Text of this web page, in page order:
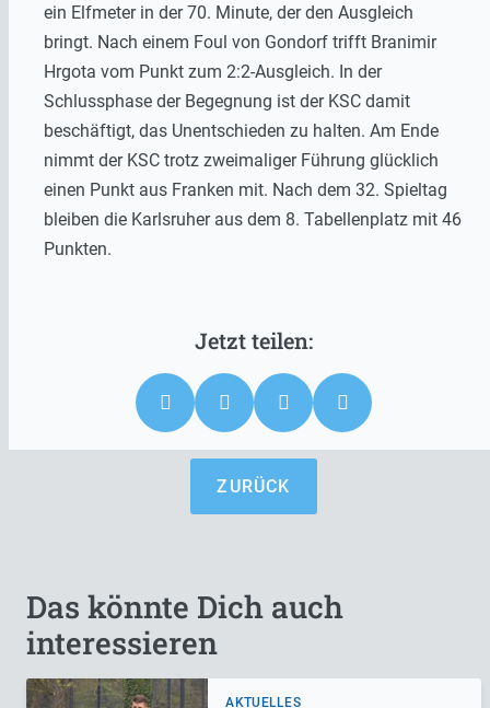
ein Elfmeter in der 70. Minute, der den Ausgleich
bringt. Nach einem Foul von Gondorf trifft Branimir
Hrgota vom Punkt zum 2:2-Ausgleich. In der
Schlussphase der Begegnung ist der KSC damit
beschäftigt, das Unentschieden zu halten. Am Ende
nimmt der KSC trotz zweimaliger Führung glücklich
einen Punkt aus Franken mit. Nach dem 32. Spieltag
bleiben die Karlsruher aus dem 8. Tabellenplatz mit 46
Punkten.
ZURÜCK
Das könnte Dich auch
interessieren
AKTUELLES